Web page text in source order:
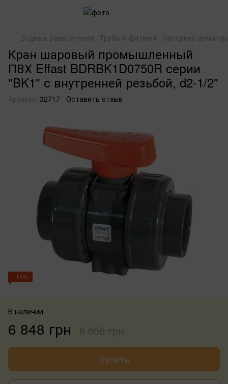
Водные развлечения Трубы и фитинги Запорная
Кран шаровый промышленный
ПВХ Effast BDRBK1D0750R серии
"BK1" с внутренней резьбой, d2-1/2"
Артикул: 32717 Оставить отзыв
−15%
В наличии
6 848 грн 8 056 грн
Купить